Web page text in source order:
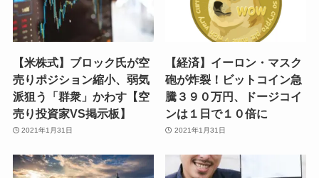
【米株式】ブロック氏が空
売りポジション縮小、弱気
派狙う「群衆」かわす【空
売り投資家VS掲示板】
2021年1月31日
【経済】イーロン・マスク
砲が炸裂！ビットコイン急
騰３９０万円、ドージコイ
ンは１日で１０倍に
2021年1月31日